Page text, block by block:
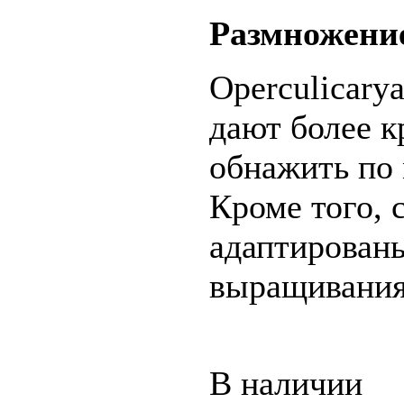
дают более
обнажить по
Кроме того,
В наличии